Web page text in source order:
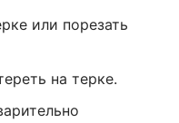
или порезать
на терке.